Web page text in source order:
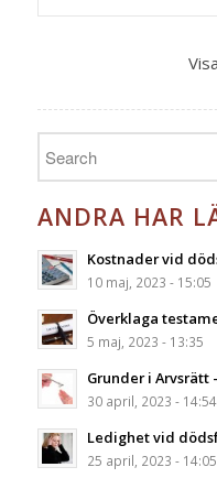
ANDRA HAR
Kostnader vid
10 maj, 2023 - 15:05
Överklaga
5 maj, 2023 - 13:35
Grunder i Arvsrätt
30 april, 2023 - 14:54
Ledighet vid
25 april, 2023 - 14:05